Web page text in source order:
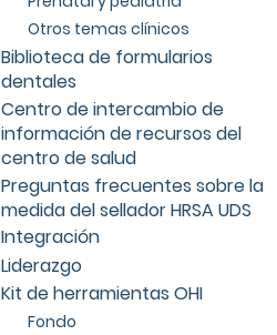
Otros temas clínicos
Biblioteca de formularios
dentales
Centro de intercambio de
información de recursos del
centro de salud
Preguntas frecuentes sobre la
medida del sellador HRSA UDS
Integración
Liderazgo
Kit de herramientas OHI
Fondo